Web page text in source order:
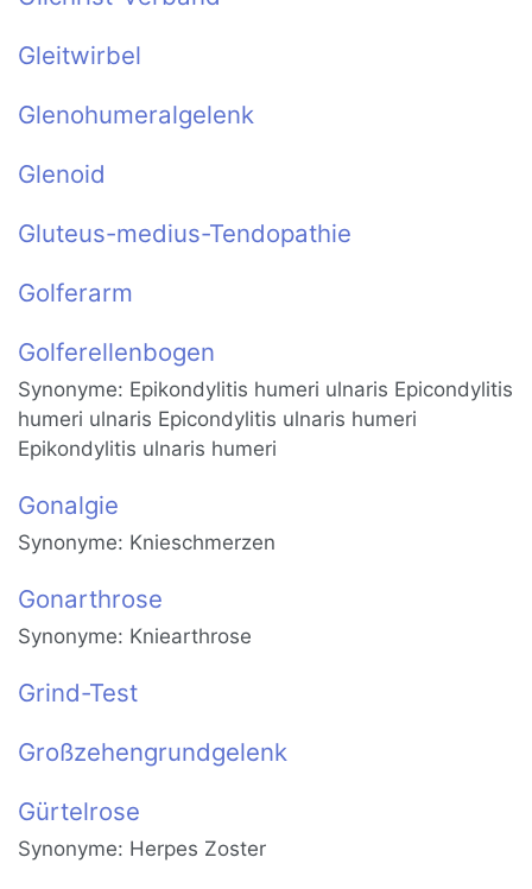
Gleitwirbel
Glenohumeralgelenk
Glenoid
Gluteus-medius-Tendopathie
Golferarm
Golferellenbogen
Synonyme: Epikondylitis humeri ulnaris Epicondylitis
humeri ulnaris Epicondylitis ulnaris humeri
Epikondylitis ulnaris humeri
Gonalgie
Synonyme: Knieschmerzen
Gonarthrose
Synonyme: Kniearthrose
Grind-Test
Großzehengrundgelenk
Gürtelrose
Synonyme: Herpes Zoster